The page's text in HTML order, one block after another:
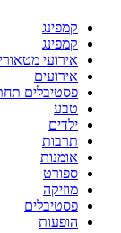
קמפינג
קמפינג
אירועי
אירועים
פסטיבלים
טבע
ילדים
תרבות
אומנות
ספורט
מוזיקה
פסטיבלים
הופעות